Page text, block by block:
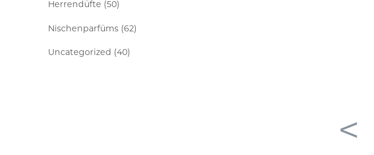
Herrendüfte (50)
Nischenparfüms (62)
Uncategorized (40)
<